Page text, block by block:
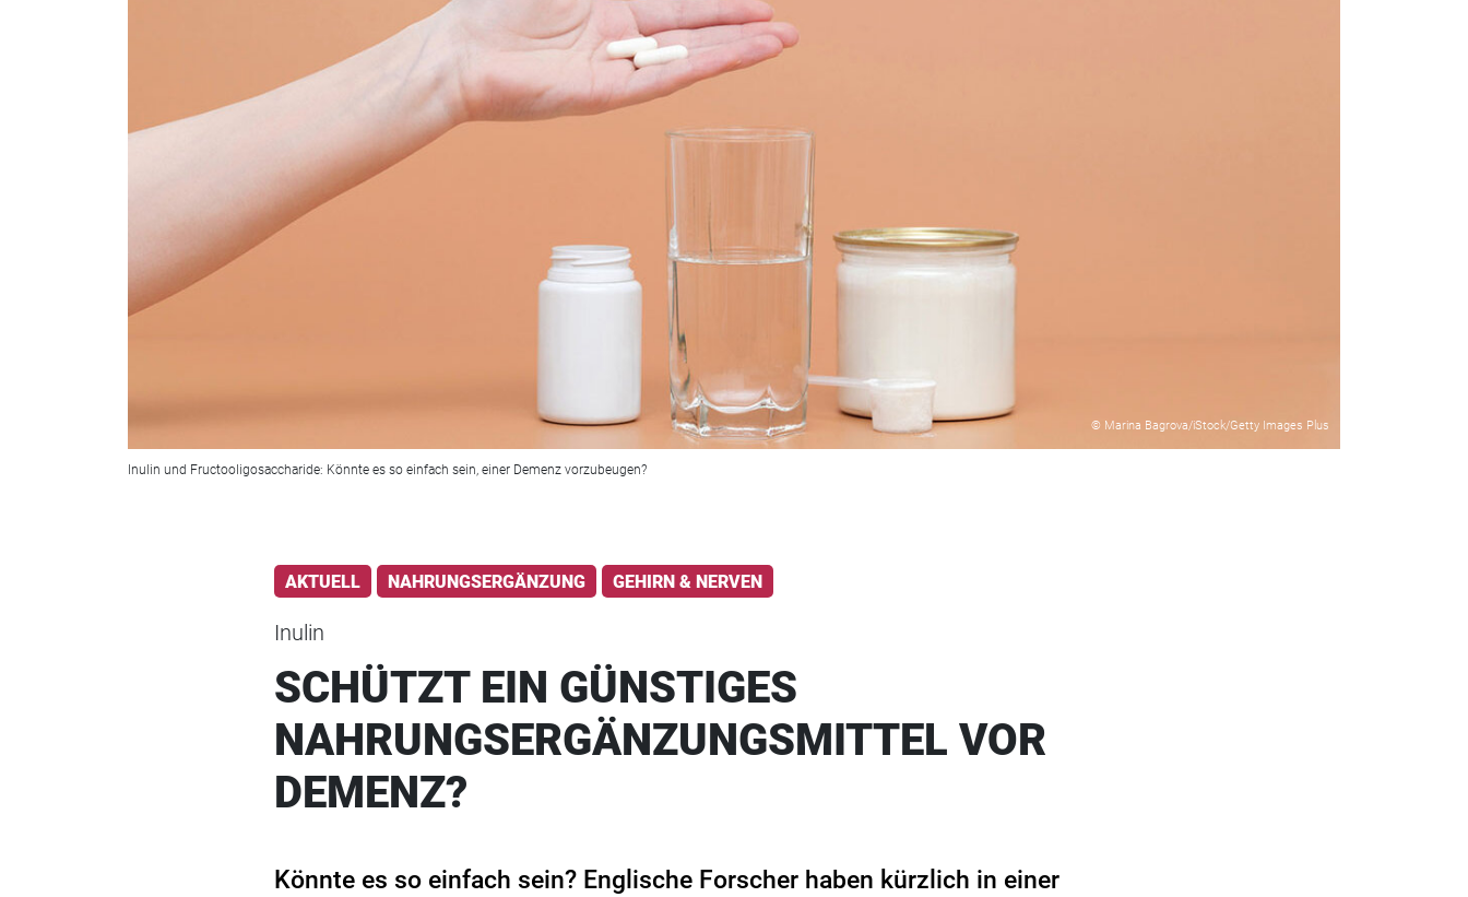
© Marina Bagrova/iStock/Getty Images Plus
Inulin und Fructooligosaccharide: Könnte es so einfach sein, einer Demenz vorzubeugen?
AKTUELL NAHRUNGSERGÄNZUNG GEHIRN & NERVEN
Inulin
SCHÜTZT EIN GÜNSTIGES
NAHRUNGSERGÄNZUNGSMITTEL VOR
DEMENZ?
Könnte es so einfach sein? Englische Forscher haben kürzlich in einer